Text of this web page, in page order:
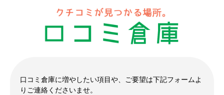
口コミ倉庫に増やしたい項目や、ご要望は下記フォームよ
りご連絡くださいませ。